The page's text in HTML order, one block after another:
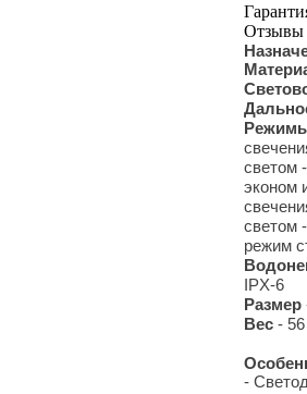
Отзывы
светом
эконом
светом
режим
IPX-6
Размер
Вес - 56
-